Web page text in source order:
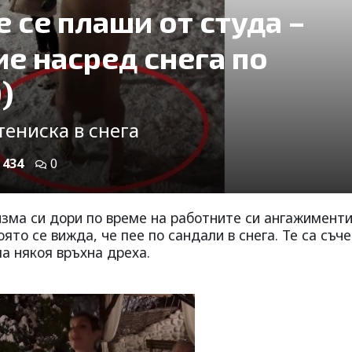
плаши от студа –
насред снега по
в снега
434 0
си дори по време на работните си
се вижда, че пее по сандали в снега. Те са
някоя връхна дреха.